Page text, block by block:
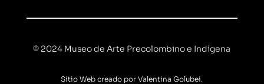
© 2024 Museo de Arte Precolombino e Indígena
Sitio Web creado por Valentina Golubei.